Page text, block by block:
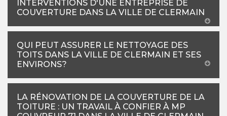
INTERVENTIONS D'UNE ENTREPRISE DE
COUVERTURE DANS LA VILLE DE CLERMAIN
QUI PEUT ASSURER LE NETTOYAGE DES
TOITS DANS LA VILLE DE CLERMAIN ET SES
ENVIRONS?
LA RÉNOVATION DE LA COUVERTURE DE LA
TOITURE : UN TRAVAIL À CONFIER À MP